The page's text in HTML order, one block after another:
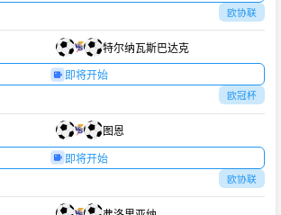
欧协联
特尔纳瓦斯巴达克
即将开始
欧冠杯
图恩
即将开始
欧协联